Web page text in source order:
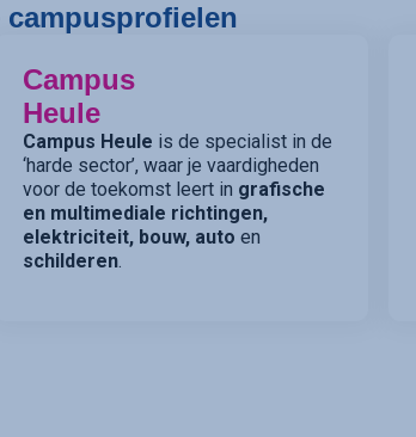
Campus
Heule
Campus Heule is de specialist in de
‘harde sector’, waar je vaardigheden
voor de toekomst leert in grafische
en multimediale richtingen,
elektriciteit, bouw, auto en
schilderen.